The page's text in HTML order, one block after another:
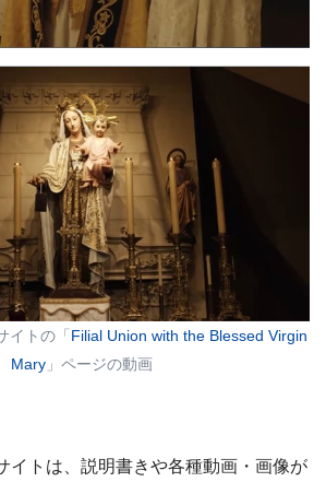
イトの「 Filial Union with the Blessed Virgin
Mary 」ページの動画
イトは、説明書きや各種動画・画像が